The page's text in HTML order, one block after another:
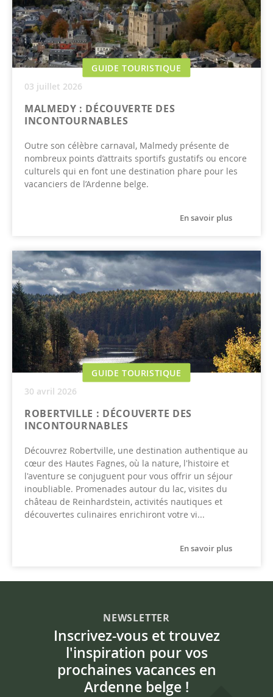
GUIDE TOURISTIQUE
03 juillet 2026
MALMEDY : DÉCOUVERTE DES
INCONTOURNABLES
Outre son célèbre carnaval, Malmedy présente de
nombreux points d’attraits sportifs gustatifs ou encore
culturels qui en font une destination phare pour les
vacanciers de l’Ardenne belge.
En savoir plus
GUIDE TOURISTIQUE
30 avril 2026
ROBERTVILLE : DÉCOUVERTE DES
INCONTOURNABLES
Découvrez Robertville, une destination authentique au
cœur des Hautes Fagnes, où la nature, l'histoire et
l'aventure se conjuguent pour vous offrir un séjour
inoubliable. Promenades autour du lac, visites du
château de Reinhardstein, activités nautiques et
découvertes culinaires enrichiront votre vi...
En savoir plus
NEWSLETTER
Inscrivez-vous et trouvez
l'inspiration pour vos
prochaines vacances en
Ardenne belge !